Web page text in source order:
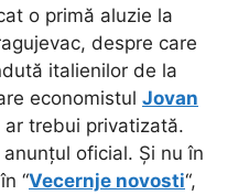
o primă aluzie la
despre care
italienilor de la
economistul Jovan
ar trebui privatizată.
oficial. Și nu în
“Vecernje novosti“,